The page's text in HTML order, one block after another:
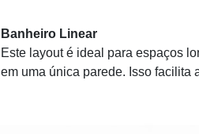
Banheiro Linear
Este layout é ideal para espaços
em uma única parede. Isso facilita